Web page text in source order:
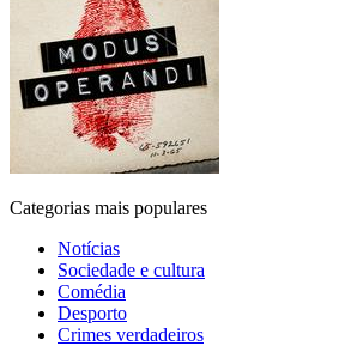
Categorias mais populares
Notícias
Sociedade e cultura
Comédia
Desporto
Crimes verdadeiros